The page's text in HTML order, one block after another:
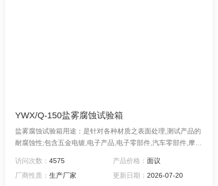
YWX/Q-150盐雾腐蚀试验箱
盐雾腐蚀试验箱用途：是针对各种材质之表面处理,测试产品的
耐腐蚀性;包含五金电镀,电子产品,电子零部件,汽车零部件,摩托
锈等行业的品质检测。
访问次数：4575 产品价格： 面议
厂商性质：生产厂家 更新日期： 2026-07-20